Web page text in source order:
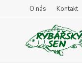
O nás Kontakt